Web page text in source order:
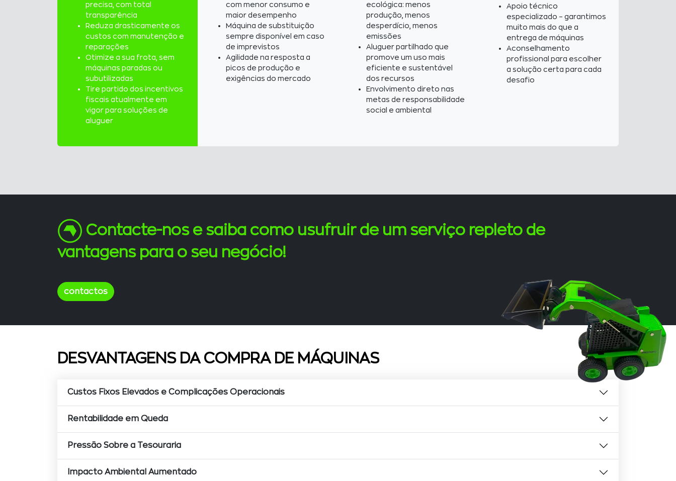
precisa, com total
transparência
Reduza drasticamente os
custos com manutenção e
reparações
Otimize a sua frota, sem
máquinas paradas ou
subutilizadas
Tire partido dos incentivos
fiscais atualmente em
vigor para soluções de
aluguer
com menor consumo e
maior desempenho
Máquina de substituição
sempre disponível em caso
de imprevistos
Agilidade na resposta a
picos de produção e
exigências do mercado
ecológica: menos
produção, menos
desperdício, menos
emissões
Aluguer partilhado que
promove um uso mais
eficiente e sustentável
dos recursos
Envolvimento direto nas
metas de responsabilidade
social e ambiental
Apoio técnico
especializado – garantimos
muito mais do que a
entrega de máquinas
Aconselhamento
profissional para escolher
a solução certa para cada
desafio
Contacte-nos e saiba como usufruir de um serviço repleto de
vantagens para o seu negócio!
contactos
DESVANTAGENS DA COMPRA DE MÁQUINAS
Custos Fixos Elevados e Complicações Operacionais
Rentabilidade em Queda
Pressão Sobre a Tesouraria
Impacto Ambiental Aumentado